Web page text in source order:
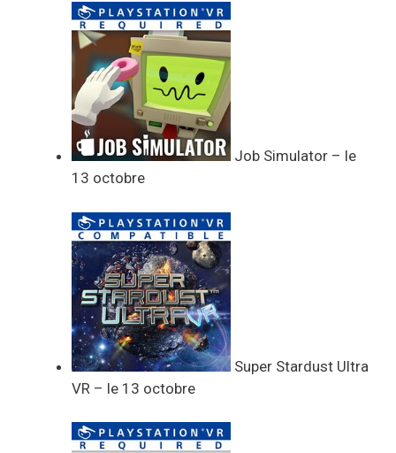
Job Simulator – le
13 octobre
Super Stardust Ultra
VR – le 13 octobre